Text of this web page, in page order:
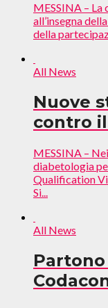
MESSINA – La
all’insegna
della
All News
Nuove
contro
MESSINA –
diabetologia
Qualification
Si...
All News